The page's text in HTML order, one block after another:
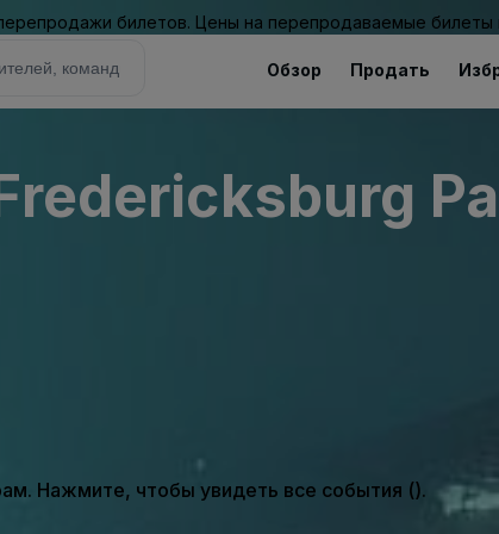
билетов. Цены на перепродаваемые
Обзор Продать
Нажмите, чтобы увидеть все события ().